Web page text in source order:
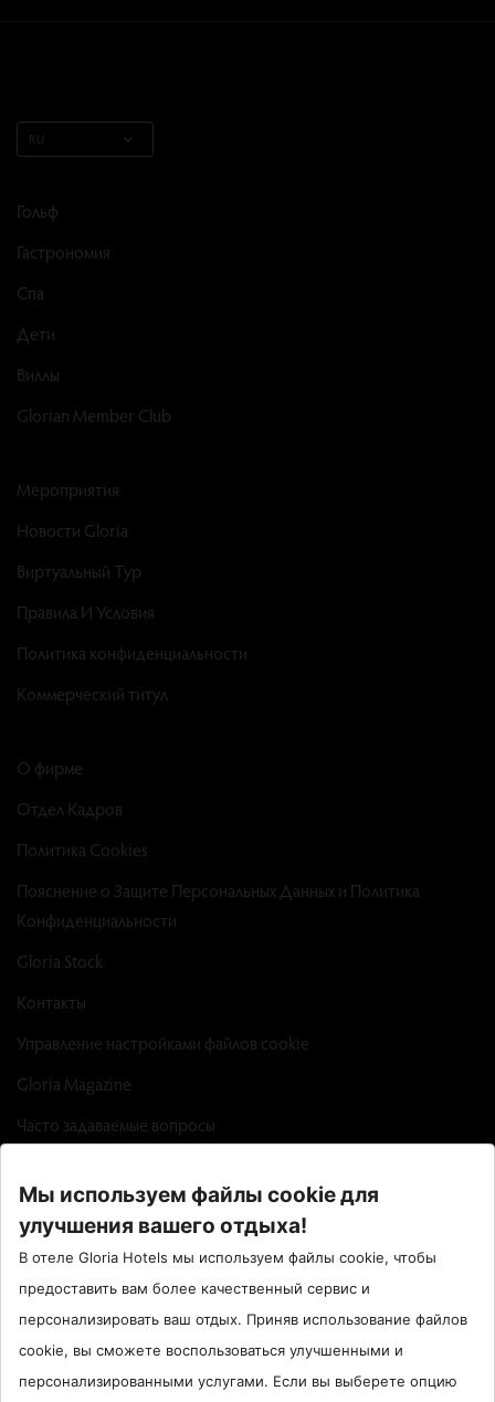
RU
Гольф
Гастрономия
Спа
Дети
Виллы
Glorian Member Club
Мероприятия
Новости Gloria
Виртуальный Тур
Правила И Условия
Политика конфиденциальности
Коммерческий титул
О фирме
Отдел Кадров
Политика Cookies
Пояснение о Защите Персональных Данных и Политика
Конфиденциальности
Gloria Stock
Контакты
Управление настройками файлов cookie
Gloria Magazine
Часто задаваемые вопросы
Call Center : 90 242 710 06 00
Отель Сантрал : 90534 461 97 97